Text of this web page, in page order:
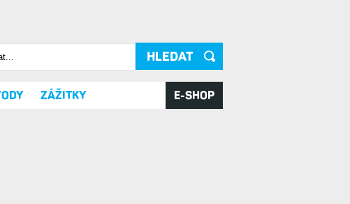
ZÁŽITKY E-SHOP